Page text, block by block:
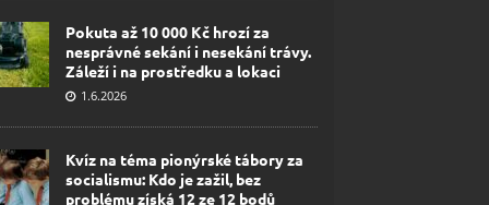
Pokuta až 10 000 Kč hrozí za
nesprávné sekání i nesekání trávy.
Záleží i na prostředku a lokaci
1.6.2026
Kvíz na téma pionýrské tábory za
socialismu: Kdo je zažil, bez
problému získá 12 ze 12 bodů